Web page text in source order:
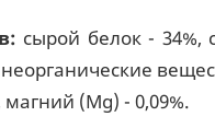
сырой белок -
(Mg) - 0,09%.